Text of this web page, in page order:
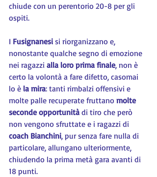
chiude con un perentorio 20-8 per gli
ospiti.
I Fusignanesi si riorganizzano e,
nonostante qualche segno di emozione
nei ragazzi alla loro prima finale, non è
certo la volontà a fare difetto, casomai
lo è la mira: tanti rimbalzi offensivi e
molte palle recuperate fruttano molte
seconde opportunità di tiro che però
non vengono sfruttate e i ragazzi di
coach Bianchini, pur senza fare nulla di
particolare, allungano ulteriormente,
chiudendo la prima metà gara avanti di
18 punti.